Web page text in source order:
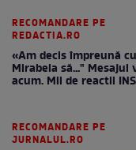
RECOMANDARE PE
REDACTIA.RO
«Am decis împreună cu
Mirabela să..." Mesajul
acum. Mii de reactii
RECOMANDARE PE
JURNALUL.RO